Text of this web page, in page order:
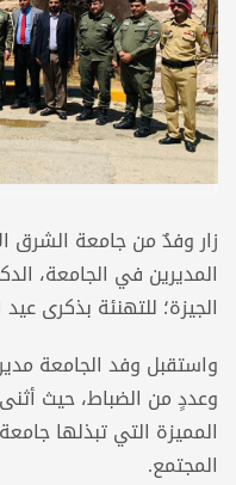
زار وفدٌ من جامعة الشرق
المديرين في الجامعة،
الجيزة؛ للتهنئة بذكرى
واستقبل وفد الجامعة
وعددٍ من الضباط، حيث
المميزة التي تبذلها
المجتمع.